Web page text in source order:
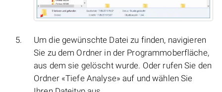
Um die gewünschte Datei zu finden, navigieren
Sie zu dem Ordner in der Programmoberfläche,
aus dem sie gelöscht wurde. Oder rufen Sie den
Ordner «Tiefe Analyse» auf und wählen Sie